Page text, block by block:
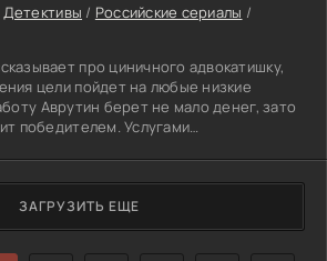
Детективы / Российские сериалы /
про циничного адвокатишку,
цели пойдет на любые низкие
Аврутин берет не мало денег, зато
победителем. Услугами
свободе. Действие Аврутина в разрез
Глебова, который с таким трудом
базу. В презумпцию о невиновности
мужчина уверен, что собранные им
ЗАГРУЗИТЬ ЕЩЕ